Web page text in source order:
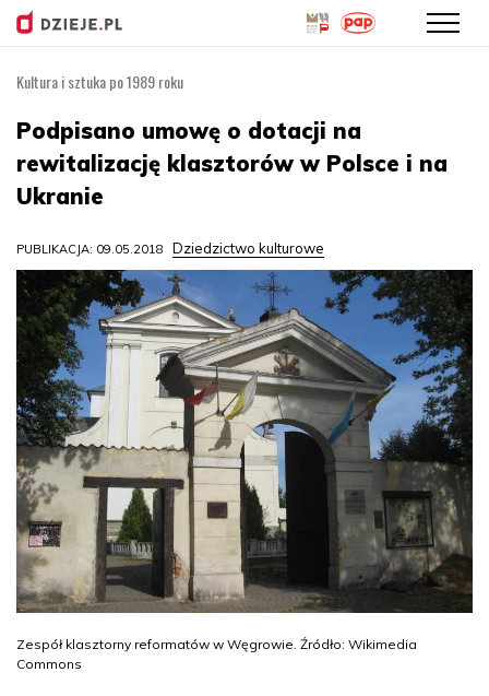
treści
Kultura i sztuka po 1989 roku
Podpisano umowę o dotacji na
rewitalizację klasztorów w Polsce i na
Ukranie
PUBLIKACJA: 09.05.2018 Dziedzictwo kulturowe
Zespół klasztorny reformatów w Węgrowie. Źródło: Wikimedia
Commons